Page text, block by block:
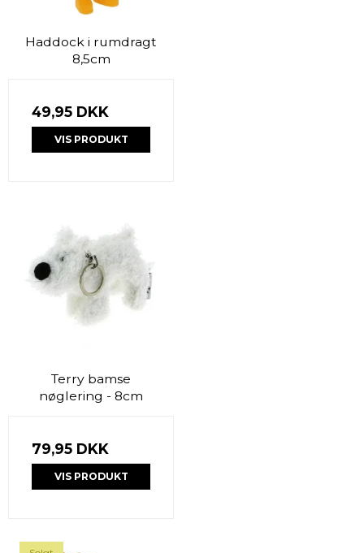
Haddock i rumdragt
8,5cm
49,95 DKK
VIS PRODUKT
Terry bamse
nøglering - 8cm
79,95 DKK
VIS PRODUKT